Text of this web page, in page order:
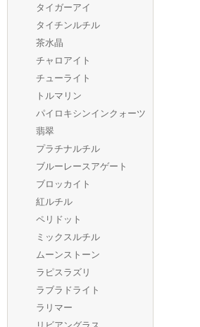
タイガーアイ
タイチンルチル
茶水晶
チャロアイト
チューライト
トルマリン
パイロキシンインクォーツ
翡翠
プラチナルチル
ブルーレースアゲート
ブロッカイト
紅ルチル
ペリドット
ミックスルチル
ムーンストーン
ラピスラズリ
ラブラドライト
ラリマー